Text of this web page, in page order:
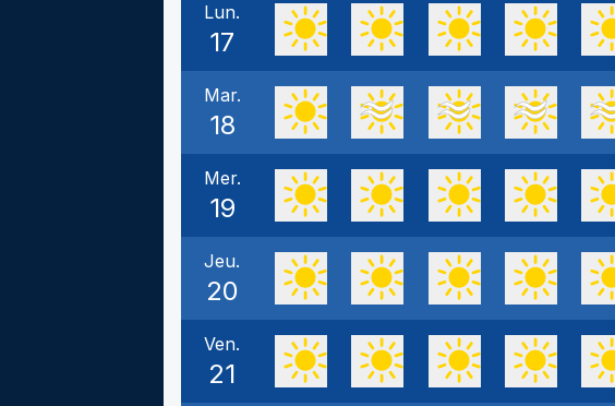
Lun.
17
Mar.
18
Mer.
19
Jeu.
20
Ven.
21